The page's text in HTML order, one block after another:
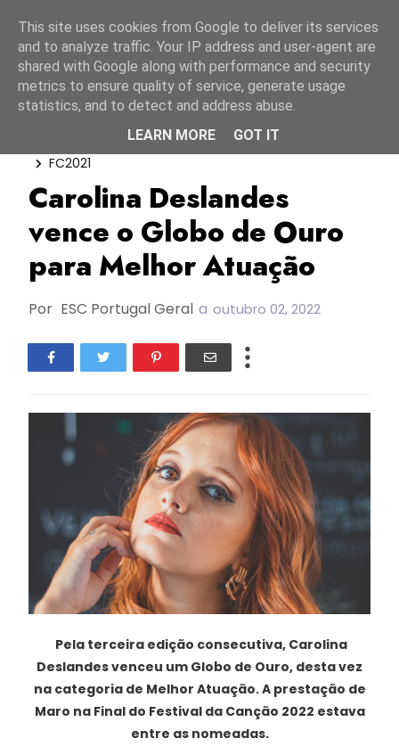
Carolina Deslandes
Coliseu Dos Recreios
FC2021
Carolina Deslandes
vence o Globo de Ouro
para Melhor Atuação
Por ESC Portugal Geral a outubro 02, 2022
Pela terceira edição consecutiva, Carolina
Deslandes venceu um Globo de Ouro, desta vez
na categoria de Melhor Atuação. A prestação de
Maro na Final do Festival da Canção 2022 estava
entre as nomeadas.
This site uses cookies from Google to deliver its services
and to analyze traffic. Your IP address and user-agent are
shared with Google along with performance and security
metrics to ensure quality of service, generate usage
statistics, and to detect and address abuse.
LEARN MORE
GOT IT